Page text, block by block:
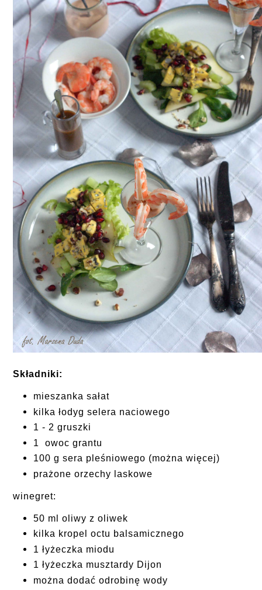
Składniki:
mieszanka sałat
kilka łodyg selera naciowego
1 - 2 gruszki
1 owoc grantu
100 g sera pleśniowego (można więcej)
prażone orzechy laskowe
winegret:
50 ml oliwy z oliwek
kilka kropel octu balsamicznego
1 łyżeczka miodu
1 łyżeczka musztardy Dijon
można dodać odrobinę wody